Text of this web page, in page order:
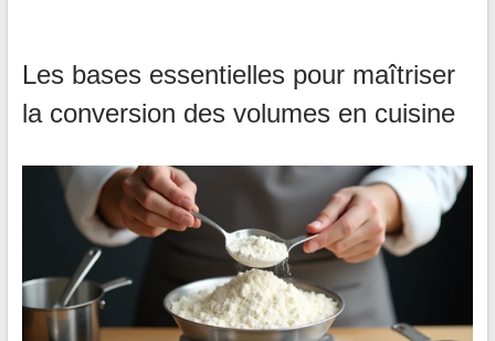
Les bases essentielles pour maîtriser
la conversion des volumes en cuisine